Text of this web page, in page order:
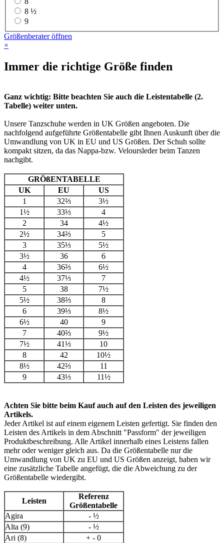
8 ½
9
Größenberater öffnen
×
Immer die richtige Größe finden
Ganz wichtig: Bitte beachten Sie auch die Leistentabelle (2.
Tabelle) weiter unten.
Unsere Tanzschuhe werden in UK Größen angeboten. Die
nachfolgend aufgeführte Größentabelle gibt Ihnen Auskunft über die
Umwandlung von UK in EU und US Größen. Der Schuh sollte
kompakt sitzen, da das Nappa-bzw. Veloursleder beim Tanzen
nachgibt.
GRÖßENTABELLE
UK
EU
US
1
32⅔
3½
1½
33⅓
4
2
34
4½
2½
34⅔
5
3
35⅓
5½
3½
36
6
4
36⅔
6½
4½
37⅓
7
5
38
7½
5½
38⅔
8
6
39⅓
8½
6½
40
9
7
40⅔
9½
7½
41⅓
10
8
42
10½
8½
42⅔
11
9
43⅓ 11½
Achten Sie bitte beim Kauf auch auf den Leisten des jeweiligen
Artikels.
Jeder Artikel ist auf einem eigenem Leisten gefertigt. Sie finden den
Leisten des Artikels in dem Abschnitt "Passform" der jeweiligen
Produktbeschreibung. Alle Artikel innerhalb eines Leistens fallen
mehr oder weniger gleich aus. Da die Größentabelle nur die
Umwandlung von UK zu EU und US Größen anzeigt, haben wir
eine zusätzliche Tabelle angefügt, die die Abweichung zu der
Größentabelle wiedergibt.
Leisten
Referenz
Größentabelle
Agira
- ½
Alta (9)
- ½
Ari (8)
+ - 0